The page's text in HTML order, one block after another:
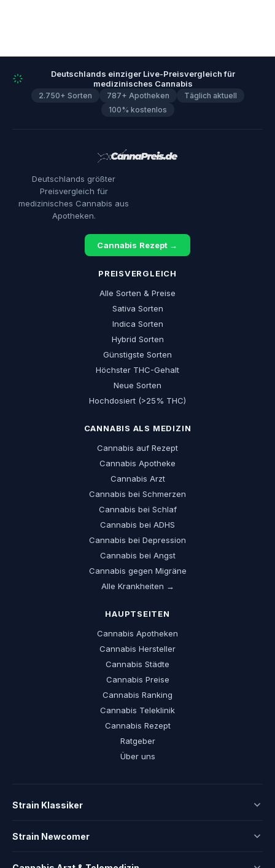
Deutschlands einziger Live-Preisvergleich für
medizinisches Cannabis
2.750+ Sorten 787+ Apotheken
Täglich aktuell
100% kostenlos
Deutschlands größter
Preisvergleich für
medizinisches Cannabis aus
Apotheken.
Cannabis Rezept →
PREISVERGLEICH
Alle Sorten & Preise
Sativa Sorten
Indica Sorten
Hybrid Sorten
Günstigste Sorten
Höchster THC-Gehalt
Neue Sorten
Hochdosiert (>25% THC)
CANNABIS ALS MEDIZIN
Cannabis auf Rezept
Cannabis Apotheke
Cannabis Arzt
Cannabis bei Schmerzen
Cannabis bei Schlaf
Cannabis bei ADHS
Cannabis bei Depression
Cannabis bei Angst
Cannabis gegen Migräne
Alle Krankheiten →
HAUPTSEITEN
Cannabis Apotheken
Cannabis Hersteller
Cannabis Städte
Cannabis Preise
Cannabis Ranking
Cannabis Teleklinik
Cannabis Rezept
Ratgeber
Über uns
Strain Klassiker
Strain Newcomer